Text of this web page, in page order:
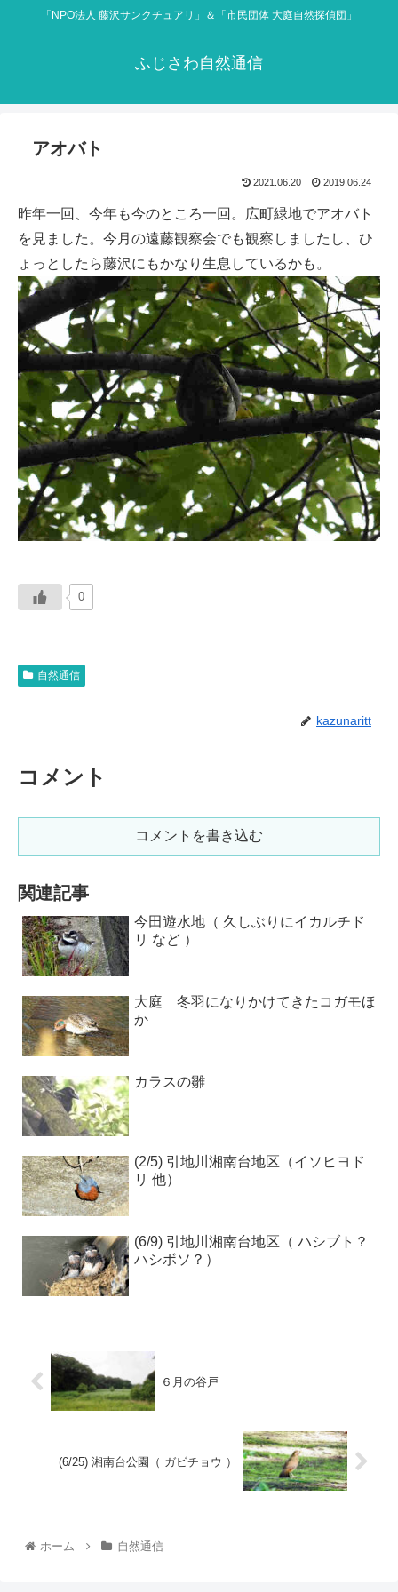
「NPO法人 藤沢サンクチュアリ」＆「市民団体 大庭自然探偵団」
ふじさわ自然通信
アオバト
2021.06.20 2019.06.24
昨年一回、今年も今のところ一回。広町緑地でアオバト
を見ました。今月の遠藤観察会でも観察しましたし、ひ
ょっとしたら藤沢にもかなり生息しているかも。
0
自然通信
kazunaritt
コメント
コメントを書き込む
関連記事
今田遊水地（ 久しぶりにイカルチド
リ など ）
大庭 冬羽になりかけてきたコガモほ
か
カラスの雛
(2/5) 引地川湘南台地区（イソヒヨド
リ 他）
(6/9) 引地川湘南台地区（ ハシブト？
ハシボソ？）
６月の谷戸
(6/25) 湘南台公園（ ガビチョウ ）
ホーム 自然通信